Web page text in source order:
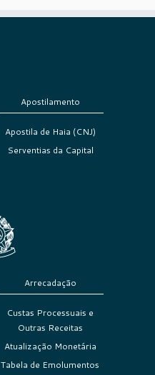
Apostilamento
Apostila de Haia (CNJ)
Serventias da Capital
Arrecadação
Custas Processuais e
Outras Receitas
Atualização Monetária
Tabela de Emolumentos